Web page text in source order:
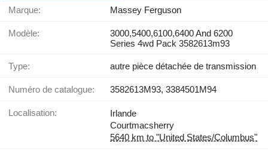
Marque: Massey Ferguson
Modèle:
3000,5400,6100,6400 And 6200
Series 4wd Pack 3582613m93
Type: autre pièce détachée de transmission
Numéro de catalogue: 3582613M93, 3384501M94
Localisation:
Irlande
Courtmacsherry
5640 km to "United States/Columbus"